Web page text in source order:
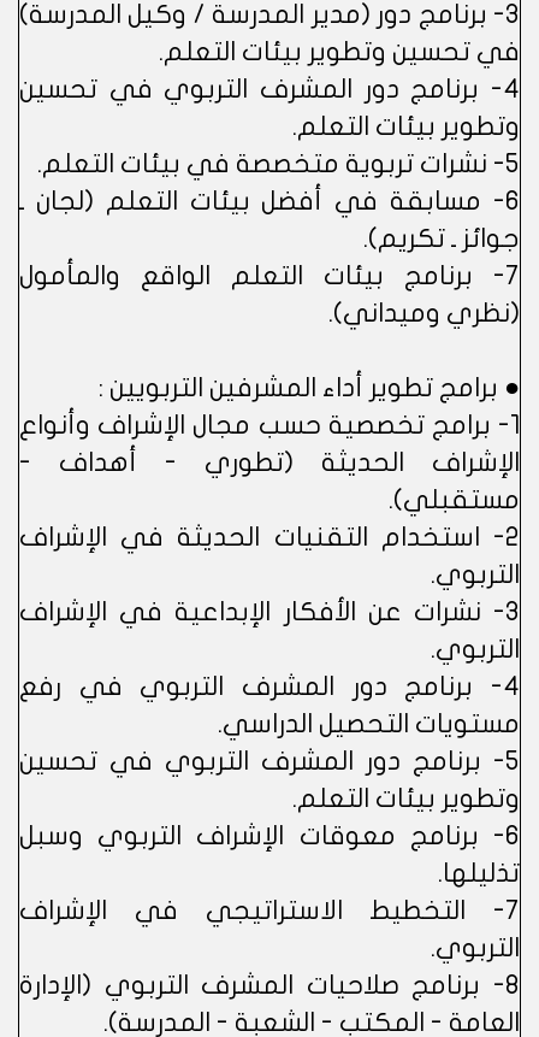
3- برنامج دور (مدير المدرسة / وكيل المدرسة)
في تحسين وتطوير بيئات التعلم.
4- برنامج دور المشرف التربوي في تحسين
وتطوير بيئات التعلم.
5- نشرات تربوية متخصصة في بيئات التعلم.
6- مسابقة في أفضل بيئات التعلم (لجان ـ
جوائز ـ تكريم).
7- برنامج بيئات التعلم الواقع والمأمول
(نظري وميداني).
● برامج تطوير أداء المشرفين التربويين :
1- برامج تخصصية حسب مجال الإشراف وأنواع
الإشراف الحديثة (تطوري - أهداف -
مستقبلي).
2- استخدام التقنيات الحديثة في الإشراف
التربوي.
3- نشرات عن الأفكار الإبداعية في الإشراف
التربوي.
4- برنامج دور المشرف التربوي في رفع
مستويات التحصيل الدراسي.
5- برنامج دور المشرف التربوي في تحسين
وتطوير بيئات التعلم.
6- برنامج معوقات الإشراف التربوي وسبل
تذليلها.
7- التخطيط الاستراتيجي في الإشراف
التربوي.
8- برنامج صلاحيات المشرف التربوي (الإدارة
العامة - المكتب - الشعبة - المدرسة).